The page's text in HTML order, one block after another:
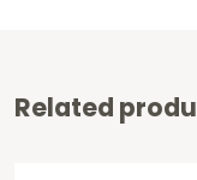
Related